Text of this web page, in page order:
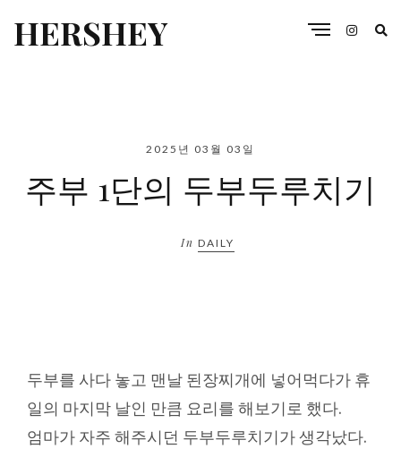
HERSHEY
2025년 03월 03일
주부 1단의 두부두루치기
In DAILY
두부를 사다 놓고 맨날 된장찌개에 넣어먹다가 휴
일의 마지막 날인 만큼 요리를 해보기로 했다.
엄마가 자주 해주시던 두부두루치기가 생각났다.